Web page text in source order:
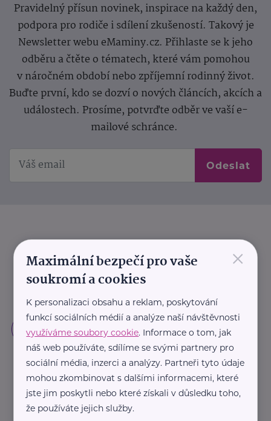
Pravidelný přísun novinek, inspirace na každý den,
podpora pro rodiče i sdílení zkušeností. Takový je
Newsletter webu eMaminy.cz. Přihlaste se k jeho
odběru a čtěte o tématech, které vám pomohou
v náročném období nebo zpříjemní rodinný život.
Buďte první, kdo se dozví o nových článcích, akcích a
událostech. Prosíme, potvrďte odběr ve vaší e-
mailové schránce.
Odeslat
×
Maximální bezpečí pro vaše
soukromí a cookies
K personalizaci obsahu a reklam, poskytování
funkcí sociálních médií a analýze naší návštěvnosti
využíváme soubory cookie. Informace o tom, jak
náš web používáte, sdílíme se svými partnery pro
sociální média, inzerci a analýzy. Partneři tyto údaje
mohou zkombinovat s dalšími informacemi, které
jste jim poskytli nebo které získali v důsledku toho,
že používáte jejich služby.